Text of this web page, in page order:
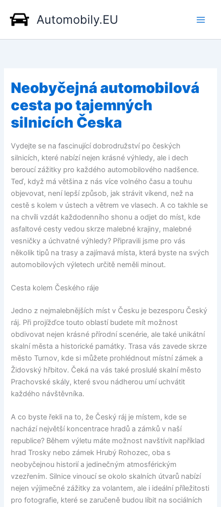
obsah
Automobily.EU
Neobyčejná automobilová
cesta po tajemných
silnicích Česka
Vydejte se na fascinující dobrodružství po českých
silnicích, které nabízí nejen krásné výhledy, ale i dech
beroucí zážitky pro každého automobilového nadšence.
Teď, když má většina z nás více volného času a touhu
objevovat, není lepší způsob, jak strávit víkend, než na
cestě s kolem v ústech a větrem ve vlasech. A co takhle se
na chvíli vzdát každodenního shonu a odjet do míst, kde
asfaltové cesty vedou skrze malebné krajiny, malebné
vesničky a úchvatné výhledy? Připravili jsme pro vás
několik tipů na trasy a zajímavá místa, která byste na svých
automobilových výletech určitě neměli minout.
Cesta kolem Českého ráje
Jedno z nejmalebnějších míst v Česku je bezesporu Český
ráj. Při projížďce touto oblastí budete mít možnost
obdivovat nejen krásné přírodní scenérie, ale také unikátní
skalní města a historické památky. Trasa vás zavede skrze
město Turnov, kde si můžete prohlédnout místní zámek a
Židovský hřbitov. Čeká na vás také proslulé skalní město
Prachovské skály, které svou nádherou umí uchvátit
každého návštěvníka.
A co byste řekli na to, že Český ráj je místem, kde se
nachází největší koncentrace hradů a zámků v naší
republice? Během výletu máte možnost navštívit například
hrad Trosky nebo zámek Hrubý Rohozec, oba s
neobyčejnou historií a jedinečným atmosférickým
vzezřením. Silnice vinoucí se okolo skalních útvarů nabízí
nejen výjimečné zážitky za volantem, ale i ideální příležitosti
pro fotografie, které se zaručeně budou líbit na sociálních